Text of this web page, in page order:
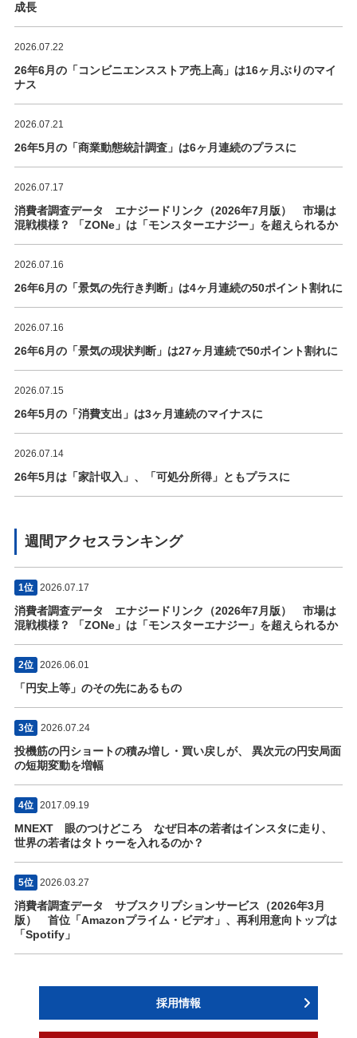
成長
2026.07.22
26年6月の「コンビニエンスストア売上高」は16ヶ月ぶりのマイ
ナス
2026.07.21
26年5月の「商業動態統計調査」は6ヶ月連続のプラスに
2026.07.17
消費者調査データ エナジードリンク（2026年7月版） 市場は
混戦模様？ 「ZONe」は「モンスターエナジー」を超えられるか
2026.07.16
26年6月の「景気の先行き判断」は4ヶ月連続の50ポイント割れに
2026.07.16
26年6月の「景気の現状判断」は27ヶ月連続で50ポイント割れに
2026.07.15
26年5月の「消費支出」は3ヶ月連続のマイナスに
2026.07.14
26年5月は「家計収入」、「可処分所得」ともプラスに
週間アクセスランキング
1位 2026.07.17
消費者調査データ エナジードリンク（2026年7月版） 市場は
混戦模様？ 「ZONe」は「モンスターエナジー」を超えられるか
2位 2026.06.01
「円安上等」のその先にあるもの
3位 2026.07.24
投機筋の円ショートの積み増し・買い戻しが、 異次元の円安局面
の短期変動を増幅
4位 2017.09.19
MNEXT 眼のつけどころ なぜ日本の若者はインスタに走り、
世界の若者はタトゥーを入れるのか？
5位 2026.03.27
消費者調査データ サブスクリプションサービス（2026年3月
版） 首位「Amazonプライム・ビデオ」、再利用意向トップは
「Spotify」
採用情報